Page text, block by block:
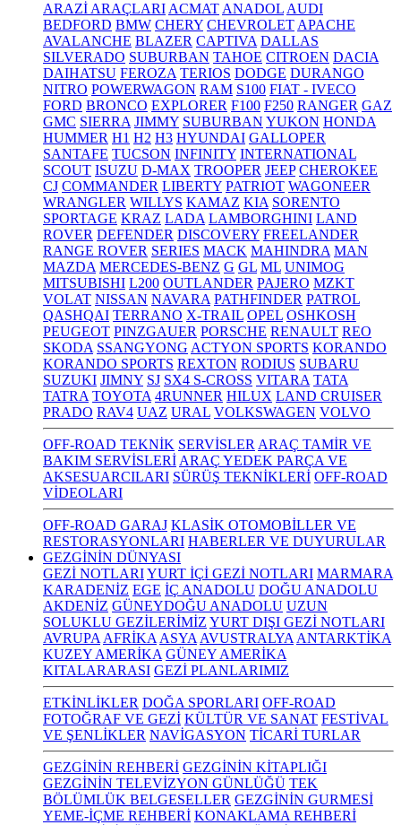
ARAZİ ARAÇLARI ACMAT ANADOL AUDI
BEDFORD BMW CHERY CHEVROLET APACHE
AVALANCHE BLAZER CAPTIVA DALLAS
SILVERADO SUBURBAN TAHOE CITROEN DACIA
DAIHATSU FEROZA TERIOS DODGE DURANGO
NITRO POWERWAGON RAM S100 FIAT - IVECO
FORD BRONCO EXPLORER F100 F250 RANGER GAZ
GMC SIERRA JIMMY SUBURBAN YUKON HONDA
HUMMER H1 H2 H3 HYUNDAI GALLOPER
SANTAFE TUCSON INFINITY INTERNATIONAL
SCOUT ISUZU D-MAX TROOPER JEEP CHEROKEE
CJ COMMANDER LIBERTY PATRIOT WAGONEER
WRANGLER WILLYS KAMAZ KIA SORENTO
SPORTAGE KRAZ LADA LAMBORGHINI LAND
ROVER DEFENDER DISCOVERY FREELANDER
RANGE ROVER SERIES MACK MAHINDRA MAN
MAZDA MERCEDES-BENZ G GL ML UNIMOG
MITSUBISHI L200 OUTLANDER PAJERO MZKT
VOLAT NISSAN NAVARA PATHFINDER PATROL
QASHQAI TERRANO X-TRAIL OPEL OSHKOSH
PEUGEOT PINZGAUER PORSCHE RENAULT REO
SKODA SSANGYONG ACTYON SPORTS KORANDO
KORANDO SPORTS REXTON RODIUS SUBARU
SUZUKI JIMNY SJ SX4 S-CROSS VITARA TATA
TATRA TOYOTA 4RUNNER HILUX LAND CRUISER
PRADO RAV4 UAZ URAL VOLKSWAGEN VOLVO
OFF-ROAD TEKNİK SERVİSLER ARAÇ TAMİR VE
BAKIM SERVİSLERİ ARAÇ YEDEK PARÇA VE
AKSESUARCILARI SÜRÜŞ TEKNİKLERİ OFF-ROAD
VİDEOLARI
OFF-ROAD GARAJ KLASİK OTOMOBİLLER VE
RESTORASYONLARI HABERLER VE DUYURULAR
GEZGİNİN DÜNYASI
GEZİ NOTLARIYURT İÇİ GEZİ NOTLARI MARMARA
KARADENİZ EGE İÇ ANADOLU DOĞU ANADOLU
AKDENİZ GÜNEYDOĞU ANADOLU UZUN
SOLUKLU GEZİLERİMİZ YURT DIŞI GEZİ NOTLARI
AVRUPA AFRİKA ASYA AVUSTRALYA ANTARKTİKA
KUZEY AMERİKA GÜNEY AMERİKA
KITALARARASI GEZİ PLANLARIMIZ
ETKİNLİKLER DOĞA SPORLARI OFF-ROAD
FOTOĞRAF VE GEZİ KÜLTÜR VE SANAT FESTİVAL
VE ŞENLİKLER NAVİGASYON TİCARİ TURLAR
GEZGİNİN REHBERİ GEZGİNİN KİTAPLIĞI
GEZGİNİN TELEVİZYON GÜNLÜĞÜ TEK
BÖLÜMLÜK BELGESELLER GEZGİNİN GURMESİ
YEME-İÇME REHBERİ KONAKLAMA REHBERİ